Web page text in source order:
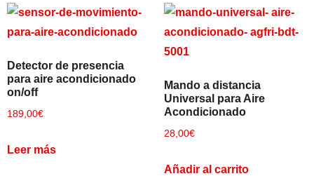
Detector de presencia
para aire acondicionado
on/off
189,00€
Leer más
Mando a distancia
Universal para Aire
Acondicionado
28,00€
Añadir al carrito